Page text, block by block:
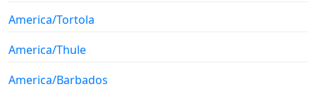
America/Tortola
America/Thule
America/Barbados